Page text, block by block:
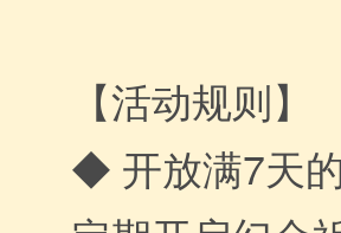
【活动规则】
◆ 开放满7天